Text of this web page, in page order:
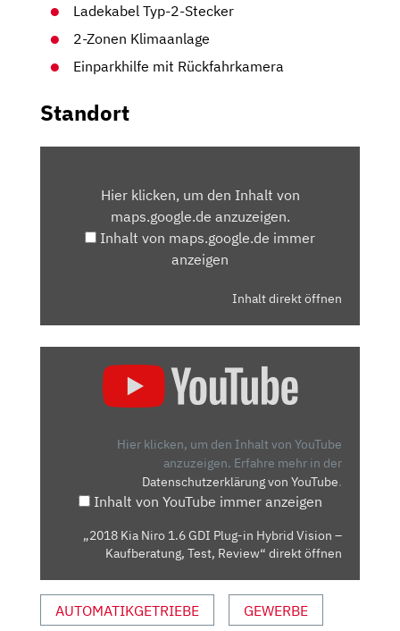
Ladekabel Typ-2-Stecker
2-Zonen Klimaanlage
Einparkhilfe mit Rückfahrkamera
Standort
MAPS.GOOGLE.DEHier klicken, um den Inhalt von
maps.google.de anzuzeigen.
Inhalt von maps.google.de immer
anzeigen
Inhalt direkt öffnen
HYBRID
TEST,
REVIEW“
Hier klicken, um den Inhalt von YouTube
anzuzeigen. Erfahre mehr in der
Datenschutzerklärung von YouTube.
Inhalt von YouTube immer anzeigen
„2018 Kia Niro 1.6 GDI Plug-in Hybrid Vision –
Kaufberatung, Test, Review“ direkt öffnen
AUTOMATIKGETRIEBE GEWERBE